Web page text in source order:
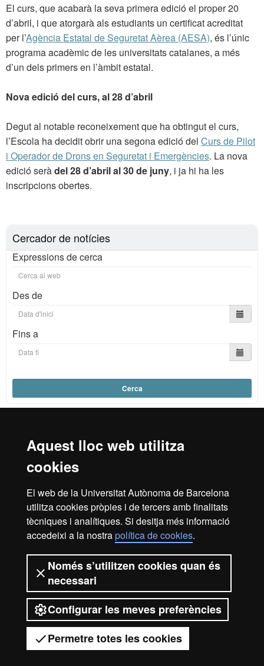
Aquest lloc web utilitza
cookies
El web de la Universitat Autònoma de Barcelona
utilitza cookies pròpies i de tercers amb finalitats
tècniques i analítiques. Si desitja més informació
accedeixi a la nostrapolítica de cookies.
Només s’utilitzen cookies quan és
necessari
Configurar les meves preferències
Permetre totes les cookies
El curs, que acabarà la seva primera edició el proper 20
d’abril, i que atorgarà als estudiants un certificat acreditat
per l’Agència Estatal de Seguretat Aèrea (AESA), és l’únic
programa acadèmic de les universitats catalanes, a més
d’un dels primers en l’àmbit estatal.
Nova edició del curs, al 28 d’abril
Degut al notable reconeixement que ha obtingut el curs,
l’Escola ha decidit obrir una segona edició del Curs de Pilot
i Operador de Drons en Seguretat i Emergències. La nova
edició seràdel 28 d’abril al 30 de juny, i ja hi ha les
inscripcions obertes.
Cercador de notícies
Expressions de cerca
Des de
Fins a
Cerca
Reconeixement internacional de l'excel·lència
HR
in
Inici Avís legal
Política de privacitat
Protecció de dades Sobre el web
Som una universitat capdavantera que imparteix una
docència de qualitat, diversificada, multidisciplinària i
flexible, ajustada a les necessitats de la societat i adaptada
als nous models de l'Europa del coneixement. La UAB és
reconeguda internacionalment per la qualitat i el caràcter
innovador de la seva recerca.
2026 Universitat Autònoma de Barcelona